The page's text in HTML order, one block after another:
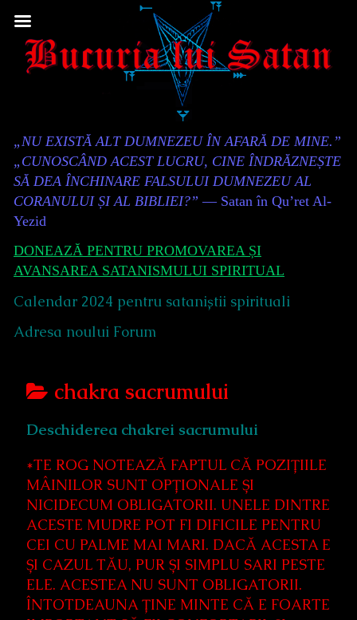
to
Content
Header
„NU EXISTĂ ALT DUMNEZEU ÎN AFARĂ DE MINE.”
„CUNOSCÂND ACEST LUCRU, CINE ÎNDRĂZNEȘTE
SĂ DEA ÎNCHINARE FALSULUI DUMNEZEU AL
CORANULUI ȘI AL BIBLIEI?” — Satan în Qu’ret Al-
Yezid
DONEAZĂ PENTRU PROMOVAREA ȘI
AVANSAREA SATANISMULUI SPIRITUAL
Calendar 2024 pentru sataniștii spirituali
Adresa noului Forum
Posts
categoriezed
chakra sacrumului
Deschiderea chakrei sacrumului
*TE ROG NOTEAZĂ FAPTUL CĂ POZIȚIILE
MÂINILOR SUNT OPȚIONALE ȘI
NICIDECUM OBLIGATORII. UNELE DINTRE
ACESTE MUDRE POT FI DIFICILE PENTRU
CEI CU PALME MAI MARI. DACĂ ACESTA E
ȘI CAZUL TĂU, PUR ȘI SIMPLU SARI PESTE
ELE. ACESTEA NU SUNT OBLIGATORII.
ÎNTOTDEAUNA ȚINE MINTE CĂ E FOARTE